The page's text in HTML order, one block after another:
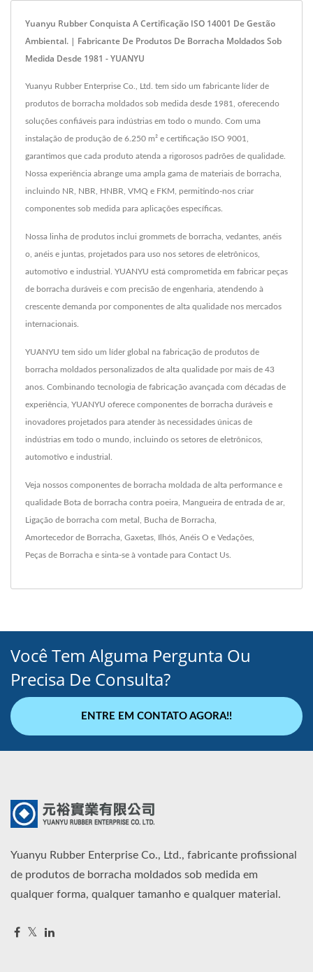
Yuanyu Rubber Conquista A Certificação ISO 14001 De Gestão
Ambiental. | Fabricante De Produtos De Borracha Moldados Sob
Medida Desde 1981 - YUANYU
Yuanyu Rubber Enterprise Co., Ltd. tem sido um fabricante líder de
produtos de borracha moldados sob medida desde 1981, oferecendo
soluções confiáveis para indústrias em todo o mundo. Com uma
instalação de produção de 6.250 m² e certificação ISO 9001,
garantimos que cada produto atenda a rigorosos padrões de qualidade.
Nossa experiência abrange uma ampla gama de materiais de borracha,
incluindo NR, NBR, HNBR, VMQ e FKM, permitindo-nos criar
componentes sob medida para aplicações específicas.
Nossa linha de produtos inclui grommets de borracha, vedantes, anéis
o, anéis e juntas, projetados para uso nos setores de eletrônicos,
automotivo e industrial. YUANYU está comprometida em fabricar peças
de borracha duráveis e com precisão de engenharia, atendendo à
crescente demanda por componentes de alta qualidade nos mercados
internacionais.
YUANYU tem sido um líder global na fabricação de produtos de
borracha moldados personalizados de alta qualidade por mais de 43
anos. Combinando tecnologia de fabricação avançada com décadas de
experiência, YUANYU oferece componentes de borracha duráveis e
inovadores projetados para atender às necessidades únicas de
indústrias em todo o mundo, incluindo os setores de eletrônicos,
automotivo e industrial.
Veja nossos componentes de borracha moldada de alta performance e
qualidade Bota de borracha contra poeira Mangueira de entrada de ar,
Ligação de borracha com metal Bucha de Borracha
Amortecedor de Borracha Gaxetas Ilhós Anéis O e Vedações
Peças de Borracha e sinta-se à vontade para Contact Us
Você Tem Alguma Pergunta Ou
Precisa De Consulta?
ENTRE EM CONTATO AGORA!!
Yuanyu Rubber Enterprise Co., Ltd., fabricante profissional
de produtos de borracha moldados sob medida em
qualquer forma, qualquer tamanho e qualquer material.